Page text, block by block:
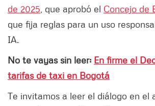
de 2025 , que aprobó el Concejo de
que fija reglas para un uso
IA.
No te vayas sin leer: En firme el
tarifas de taxi en Bogotá
Te invitamos a leer el diálogo en el